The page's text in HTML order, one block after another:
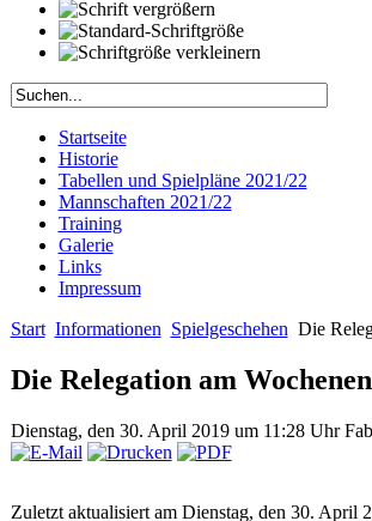
Startseite
Historie
Tabellen und Spielpläne 2021/22
Mannschaften 2021/22
Training
Galerie
Links
Impressum
Start Informationen Spielgeschehen Die
Die Relegation am
Dienstag, den 30. April 2019 um 11:28 Uhr
Zuletzt aktualisiert am Dienstag, den 30. April